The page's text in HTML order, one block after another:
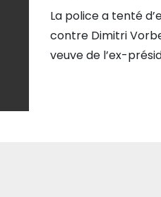
La police a tenté
contre Dimitri
veuve de l’ex-